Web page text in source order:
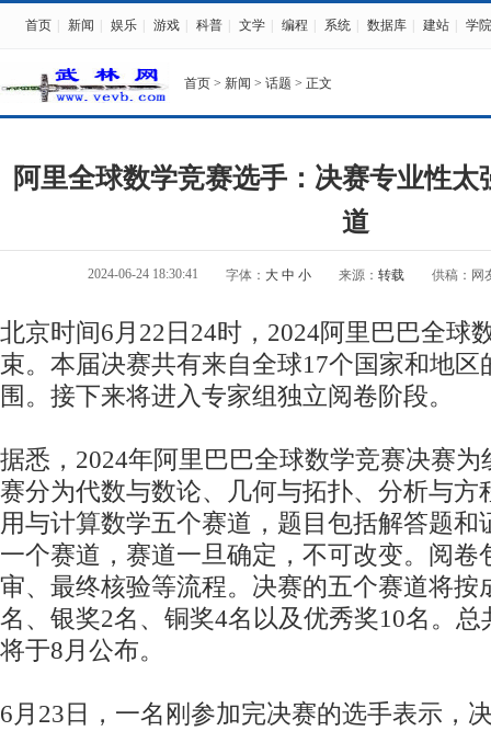
首页 新闻 娱乐 游戏 科普 文学 编程 系统 数据库 建站 学院
首页 > 新闻 > 话题 > 正文
阿里全球数学竞赛选手：决赛专业性太
道
2024-06-24 18:30:41 字体： 大 中 小 来源： 转载 供稿：网
北京时间6月22日24时，2024阿里巴巴全球
束。本届决赛共有来自全球17个国家和地区
围。接下来将进入专家组独立阅卷阶段。
据悉，2024年阿里巴巴全球数学竞赛决赛
赛分为代数与数论、几何与拓扑、分析与方
用与计算数学五个赛道，题目包括解答题和
一个赛道，赛道一旦确定，不可改变。阅卷
审、最终核验等流程。决赛的五个赛道将按
名、银奖2名、铜奖4名以及优秀奖10名。
将于8月公布。
6月23日，一名刚参加完决赛的选手表示，